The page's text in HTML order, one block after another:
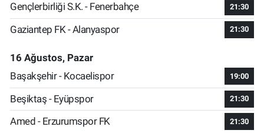
Gençlerbirliği S.K. - Fenerbahçe 21:30
Gaziantep FK - Alanyaspor 21:30
16 Ağustos, Pazar
Başakşehir - Kocaelispor
19:00
Beşiktaş - Eyüpspor 21:30
Amed - Erzurumspor FK 21:30